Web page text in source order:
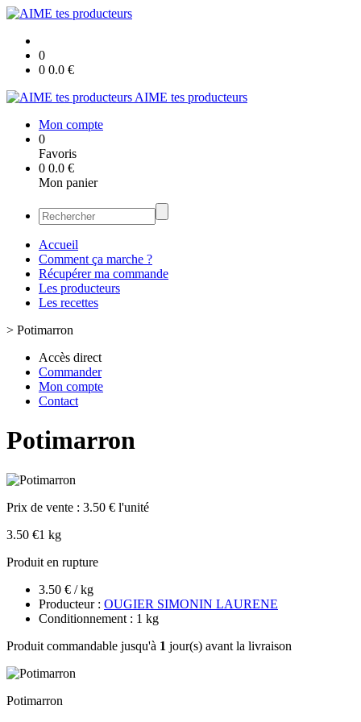
0
0 0.0 €
AIME tes producteurs
Mon compte
0
Favoris
0 0.0 €
Mon panier
Accueil
Comment ça marche ?
Récupérer ma commande
Les producteurs
Les recettes
> Potimarron
Accès direct
Commander
Mon compte
Contact
Potimarron
Prix de vente : 3.50 € l'unité
3.50 €1 kg
Produit en rupture
3.50 € / kg
Producteur : OUGIER SIMONIN LAURENE
Conditionnement : 1 kg
Produit commandable jusqu'à 1 jour(s) avant la livraison
Potimarron